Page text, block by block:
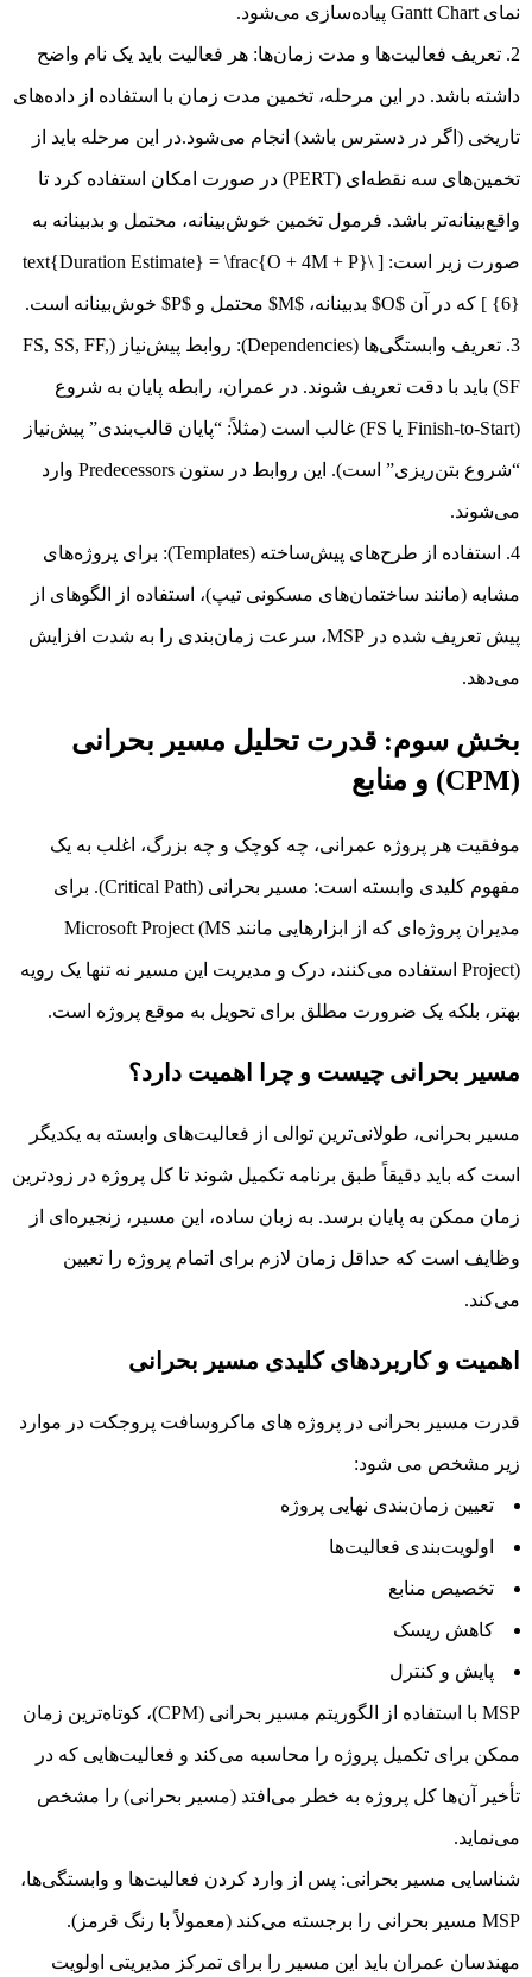
نمای Gantt Chart پیاده‌سازی می‌شود.
تعریف فعالیت‌ها و مدت زمان‌ها: هر فعالیت باید یک نام واضح
داشته باشد. در این مرحله، تخمین مدت زمان با استفاده از داده‌های
تاریخی (اگر در دسترس باشد) انجام می‌شود.در این مرحله باید از
تخمین‌های سه نقطه‌ای (PERT) در صورت امکان استفاده کرد تا
واقع‌بینانه‌تر باشد. فرمول تخمین خوش‌بینانه، محتمل و بدبینانه به
صورت زیر است: [ \text{Duration Estimate} = \frac{O + 4M + P}
{6} ] که در آن $O$ بدبینانه، $M$ محتمل و $P$ خوش‌بینانه است.
تعریف وابستگی‌ها (Dependencies): روابط پیش‌نیاز (FS, SS, FF,
SF) باید با دقت تعریف شوند. در عمران، رابطه پایان به شروع
(Finish-to-Start یا FS) غالب است (مثلاً: “پایان قالب‌بندی” پیش‌نیاز
“شروع بتن‌ریزی” است). این روابط در ستون Predecessors وارد
می‌شوند.
استفاده از طرح‌های پیش‌ساخته (Templates): برای پروژه‌های
مشابه (مانند ساختمان‌های مسکونی تیپ)، استفاده از الگوهای از
پیش تعریف شده در MSP، سرعت زمان‌بندی را به شدت افزایش
می‌دهد.
بخش سوم: قدرت تحلیل مسیر بحرانی
(CPM) و منابع
موفقیت هر پروژه عمرانی، چه کوچک و چه بزرگ، اغلب به یک
مفهوم کلیدی وابسته است: مسیر بحرانی (Critical Path). برای
مدیران پروژه‌ای که از ابزارهایی مانند Microsoft Project (MS
Project) استفاده می‌کنند، درک و مدیریت این مسیر نه تنها یک رویه
بهتر، بلکه یک ضرورت مطلق برای تحویل به موقع پروژه است.
مسیر بحرانی چیست و چرا اهمیت دارد؟
مسیر بحرانی، طولانی‌ترین توالی از فعالیت‌های وابسته به یکدیگر
است که باید دقیقاً طبق برنامه تکمیل شوند تا کل پروژه در زودترین
زمان ممکن به پایان برسد. به زبان ساده، این مسیر، زنجیره‌ای از
وظایف است که حداقل زمان لازم برای اتمام پروژه را تعیین
می‌کند.
اهمیت و کاربردهای کلیدی مسیر بحرانی
قدرت مسیر بحرانی در پروژه های ماکروسافت پروجکت در موارد
زیر مشخص می شود:
تعیین زمان‌بندی نهایی پروژه
اولویت‌بندی فعالیت‌ها
تخصیص منابع
کاهش ریسک
پایش و کنترل
MSP با استفاده از الگوریتم مسیر بحرانی (CPM)، کوتاه‌ترین زمان
ممکن برای تکمیل پروژه را محاسبه می‌کند و فعالیت‌هایی که در
تأخیر آن‌ها کل پروژه به خطر می‌افتد (مسیر بحرانی) را مشخص
می‌نماید.
شناسایی مسیر بحرانی: پس از وارد کردن فعالیت‌ها و وابستگی‌ها،
MSP مسیر بحرانی را برجسته می‌کند (معمولاً با رنگ قرمز).
مهندسان عمران باید این مسیر را برای تمرکز مدیریتی اولویت